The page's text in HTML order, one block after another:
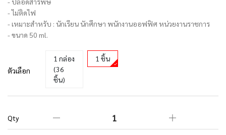
- ไม่ติดไฟ
- เหมาะสำหรับ : นักเรียน นักศึกษา พนักงานออฟฟิศ หน่วยงานราชการ
- ขนาด 50 ml.
ตัวเลือก
1 กล่อง
(36
ชิ้น)
1 ชิ้น
Qty